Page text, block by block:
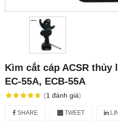
Kìm cắt cáp ACSR thủy
EC-55A, ECB-55A
(1 đánh giá)
SHARE TWEET